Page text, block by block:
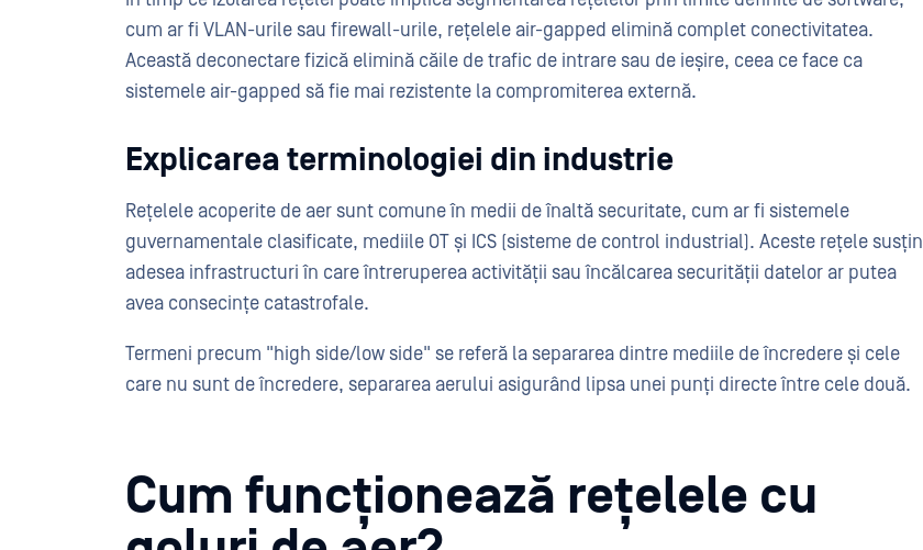
cum ar fi VLAN-urile sau firewall-urile, rețelele air-gapped elimină complet conectivitatea.
Această deconectare fizică elimină căile de trafic de intrare sau de ieșire, ceea ce face ca
sistemele air-gapped să fie mai rezistente la compromiterea externă.
Explicarea terminologiei din industrie
Rețelele acoperite de aer sunt comune în medii de înaltă securitate, cum ar fi sistemele
guvernamentale clasificate, mediile OT și ICS (sisteme de control industrial). Aceste rețele susțin
adesea infrastructuri în care întreruperea activității sau încălcarea securității datelor ar putea
avea consecințe catastrofale.
Termeni precum "high side/low side" se referă la separarea dintre mediile de încredere și cele
care nu sunt de încredere, separarea aerului asigurând lipsa unei punți directe între cele două.
Cum funcționează rețelele cu